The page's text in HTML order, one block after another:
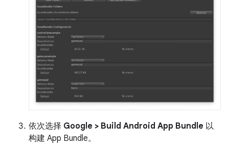
依次选择 Google > Build Android App Bundle 以
构建 App Bundle。